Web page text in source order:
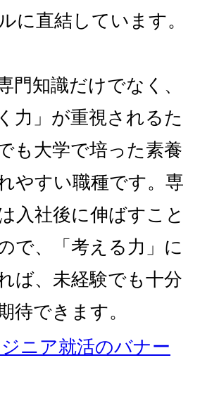
に直結しています。
門知識だけでなく、
力」が重視されるた
も大学で培った素養
やすい職種です。専
入社後に伸ばすこと
で、「考える力」に
ば、未経験でも十分
待できます。